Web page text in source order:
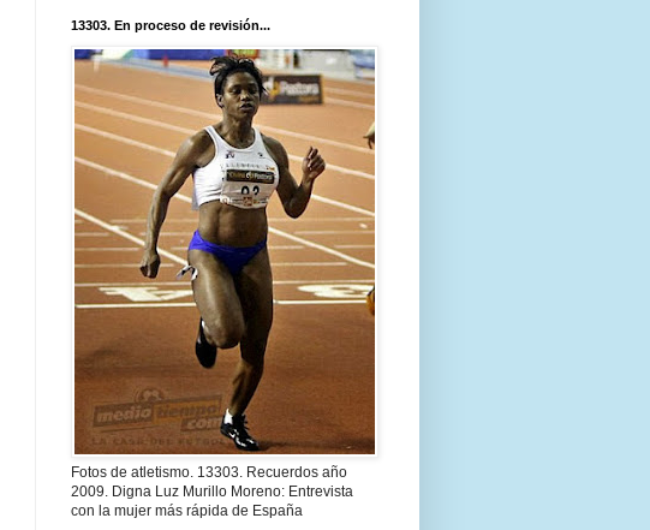
13303. En proceso de revisión...
Fotos de atletismo. 13303. Recuerdos año
2009. Digna Luz Murillo Moreno: Entrevista
con la mujer más rápida de España